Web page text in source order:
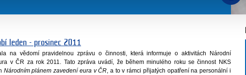
leden - prosinec 2011
na vědomí pravidelnou zprávu o činnosti, která informuje o aktivitách Národní
v ČR za rok 2011. Tato zpráva uvádí, že během minulého roku se činnost NKS
Národním plánem zavedení eura v ČR, a to v rámci přijatých opatření na personální i